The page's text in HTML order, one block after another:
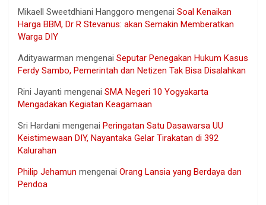
Mikaell Sweetdhiani Hanggoro mengenai Soal Kenaikan
Harga BBM, Dr R Stevanus: akan Semakin Memberatkan
Warga DIY
Adityawarman mengenai Seputar Penegakan Hukum Kasus
Ferdy Sambo, Pemerintah dan Netizen Tak Bisa Disalahkan
Rini Jayanti mengenai SMA Negeri 10 Yogyakarta
Mengadakan Kegiatan Keagamaan
Sri Hardani mengenai Peringatan Satu Dasawarsa UU
Keistimewaan DIY, Nayantaka Gelar Tirakatan di 392
Kalurahan
Philip Jehamun mengenai Orang Lansia yang Berdaya dan
Pendoa